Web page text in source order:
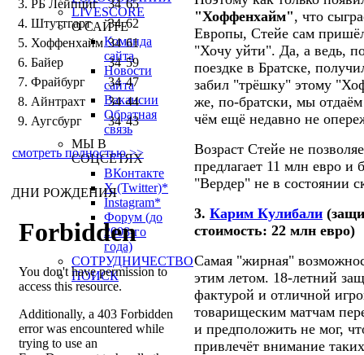
LIVESCORE
О САЙТЕ
Команда
сайта
Новости
сайта
Вакансии
Обратная
связь
МЫ В
СОЦСЕТЯХ
ВКонтакте
X (Twitter)*
Instagram*
Форум (до
2008-го
года)
СОТРУДНИЧЕСТВО
ПОИСК
3. РБ Лейпциг
34 65
4. Штуттгарт
34 62
5. Хоффенхайм 34 61
6. Байер
34 59
7. Фрайбург
34 47
8. Айнтрахт
34 44
9. Аугсбург
34 43
смотреть полностью >>
ДНИ РОЖДЕНИЯ
"Хоффенхайм", что
Европы, Стейе сам
"Хочу уйти". Да, а ведь,
поездке в Братске,
забил "трёшку" этому
же, по-братски, мы
чём ещё недавно не
Возраст Стейе не
предлагает 11 млн евро и
"Вердер" не в состоянии
3. Карим Кулибали
стоимость: 22 млн евро)
Самая "жирная"
этим летом. 18-летний
фактурой и отличной
товарищеским матчам
и предположить не мог,
привлечёт внимание